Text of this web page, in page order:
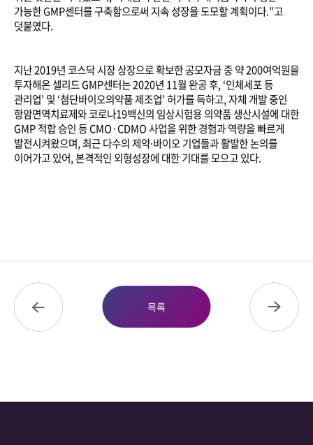
가능한GMP센터를 구축함으로써 지속 성장을 도모할 계획이다.”고
덧붙였다.
지난2019년 코스닥 시장 상장으로 확보한 공모자금 중 약200여억원을
투자해온 셀리드GMP센터는2020년 11월 완공 후, ‘인체세포 등
관리업’ 및 ‘첨단바이오의약품 제조업’허가를 득하고,자체 개발 중인
항암면역치료제와 코로나19백신의 임상시험용 의약품 생산시설에 대한
GMP적합 승인 등CMO·CDMO사업을 위한 경험과 역량을 빠르게
발전시켜왔으며, 최근 다수의 제약∙바이오 기업들과 활발한 논의를
이어가고 있어,본격적인 외형성장에 대한 기대를 모으고 있다.
목록